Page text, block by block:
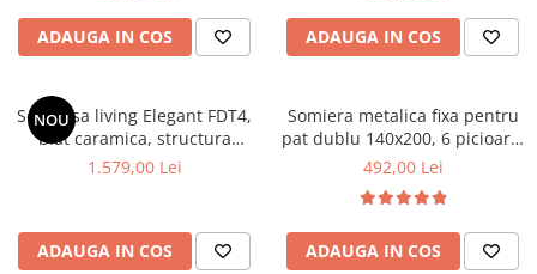
Etajere
Mobilier gradinita
Mese gradinita
Scaune gradinita
Mobilier copii
Mobila camera copii
negru
ADAUGA IN COS ADAUGA IN COS
NOU
Set masa living Elegant FDT4,
blat caramica, structura
metalica, 140x80x75 cm,
bej
1.579,00 Lei
ADAUGA IN COS
Somiera metalica fixa pentru
pat dublu 140x200, 6 picioare,
32 lamele lemn fag, benzi
negru
492,00 Lei
ADAUGA IN COS